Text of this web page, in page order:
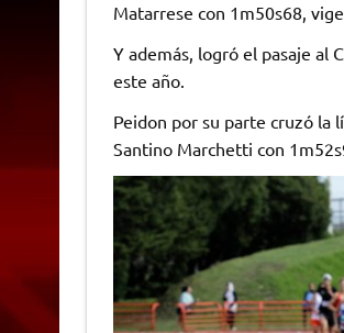
Matarrese con 1m50s68,
Y además, logró el pasaje al
este año.
Peidon por su parte cruzó la
Santino Marchetti con